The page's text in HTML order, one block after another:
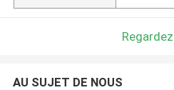
AU SUJET DE NOUS